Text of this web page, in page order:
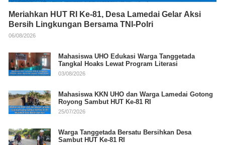
Meriahkan HUT RI Ke-81, Desa Lamedai Gelar Aksi
Bersih Lingkungan Bersama TNI-Polri
06/08/2026
Mahasiswa UHO Edukasi Warga Tanggetada
Tangkal Hoaks Lewat Program Literasi
03/08/2026
Mahasiswa KKN UHO dan Warga Lamedai Gotong
Royong Sambut HUT Ke-81 RI
25/07/2026
Warga Tanggetada Bersatu Bersihkan Desa
Sambut HUT Ke-81 RI